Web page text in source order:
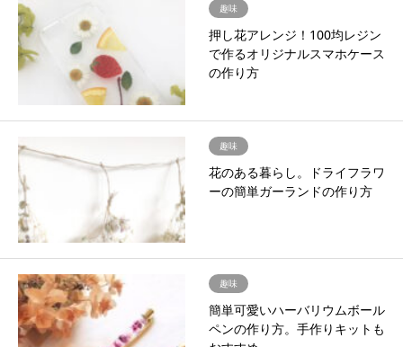
趣味
押し花アレンジ！100均レジン
で作るオリジナルスマホケース
の作り方
趣味
花のある暮らし。ドライフラワ
ーの簡単ガーランドの作り方
趣味
簡単可愛いハーバリウムボール
ペンの作り方。手作りキットも